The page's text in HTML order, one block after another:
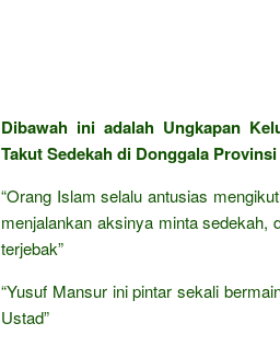
Dibawah ini adalah Ungkapan
Takut Sedekah di Donggala
“Orang Islam selalu antusias
menjalankan aksinya minta
terjebak”
“Yusuf Mansur ini pintar sekali
Ustad”